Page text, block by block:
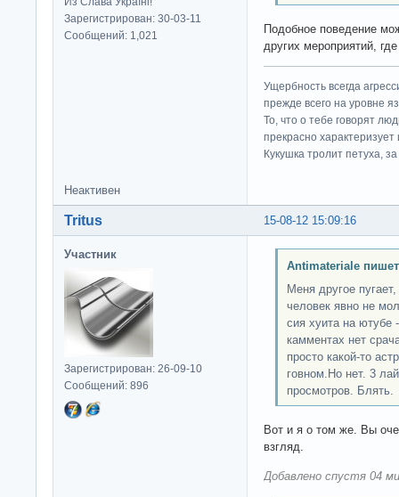
Зарегистрирован: 30-03-11
Сообщений: 1,021
Подобное поведение
других мероприятий,
Ущербность всегда
прежде всего на уровне
То, что о тебе говорят
прекрасно характеризует
Кукушка тролит петуха,
Неактивен
15-08-12 15:09:16
Tritus
Участник
Зарегистрирован: 26-09-10
Сообщений: 896
Antimateriale
Меня другое
человек явно не
сия хуита на ютубе
камментах нет
просто какой-то
говном.Но нет. 3
просмотров. Блять.
Вот и я о том же. Вы
взгляд.
Добавлено спустя 04